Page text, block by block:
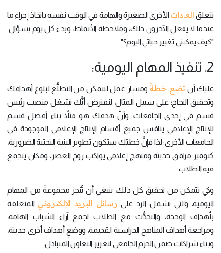
تتعلق العادات الأخرى الصغيرة والهامة في الوقت نفسه باتخاذ إجراء ما
عندما لا يفعل الآخرون ذلك، وملاحظة الأنماط، وبدء كل يوم بسؤال:
"كيف يمكنني تغيير حياتي اليوم؟"
2. تنفيذ المهام اليومية:
عليك أن تضع خطةً ومسار عمل لتتمكن من التطلُّع لبلوغ أهدافك
وتحقيق النجاح؛ على سبيل المثال، لنفترض أنَّك تشغل منصب رئيس
قسم في إحدى الجامعات، وأنَّ هدفك هو مثلاً بناء أفضل قسم
للإنتاج الإعلامي ينافس جميع أقسام الإنتاج الإعلامي الموجودة في
الجامعات الأخرى؛ لذا فإنَّ خطتك ستكون تطوير البنية التحتية الضرورية،
كتوفير مرافق حديثة ومنهج إعلامي يواكب روح العصر، ومكان يتجمع
فيه الطلاب.
وكي تتمكن من تحقيق كل ذلك، ينبغي أن تُنجز مجموعةً من المهام
اليومية، والتي تشمل: الرد على رسائل البريد الإلكتروني المتعلقة
بأهداف الوحدة، والتحدُّث مع الطلاب لجمع آراء الشباب الهامة،
ومراجعة أهداف المناهج الدراسية القديمة، ووضعِ أهداف أخرى حديثة،
وبناء شراكات ضمن الحرم الجامعي لتعزيز التعاون المتبادل.